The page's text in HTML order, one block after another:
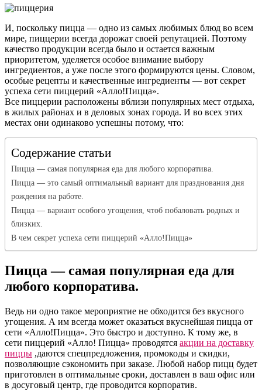
И, поскольку пицца — одно из самых любимых блюд во всем
мире, пиццерии всегда дорожат своей репутацией. Поэтому
качество продукции всегда было и остается важным
приоритетом, уделяется особое внимание выбору
ингредиентов, а уже после этого формируются цены. Словом,
особые рецепты и качественные ингредиенты — вот секрет
успеха сети пиццерий «Алло!Пицца».
Все пиццерии расположены вблизи популярных мест отдыха,
в жилых районах и в деловых зонах города. И во всех этих
местах они одинаково успешны потому, что:
Содержание статьи
Пицца — самая популярная еда для любого корпоратива.
Пицца — это самый оптимальный вариант для празднования дня
рождения на работе.
Пицца — вариант особого угощения, чтоб побаловать родных и
близких.
В чем секрет успеха сети пиццерий «Алло!Пицца»
Пицца — самая популярная еда для
любого корпоратива.
Ведь ни одно такое мероприятие не обходится без вкусного
угощения. А им всегда может оказаться вкуснейшая пицца от
сети «Алло!Пицца». Это быстро и доступно. К тому же, в
сети пиццерий «Алло! Пицца» проводятся акции на доставку
пиццы ,даются спецпредложения, промокоды и скидки,
позволяющие сэкономить при заказе. Любой набор пицц будет
приготовлен в оптимальные сроки, доставлен в ваш офис или
в досуговый центр, где проводится корпоратив.